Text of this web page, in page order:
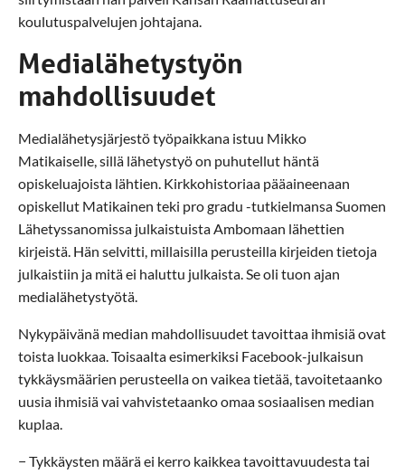
koulutuspalvelujen johtajana.
Medialähetystyön
mahdollisuudet
Medialähetysjärjestö työpaikkana istuu Mikko
Matikaiselle, sillä lähetystyö on puhutellut häntä
opiskeluajoista lähtien. Kirkkohistoriaa pääaineenaan
opiskellut Matikainen teki pro gradu -tutkielmansa Suomen
Lähetyssanomissa julkaistuista Ambomaan lähettien
kirjeistä. Hän selvitti, millaisilla perusteilla kirjeiden tietoja
julkaistiin ja mitä ei haluttu julkaista. Se oli tuon ajan
medialähetystyötä.
Nykypäivänä median mahdollisuudet tavoittaa ihmisiä ovat
toista luokkaa. Toisaalta esimerkiksi Facebook-julkaisun
tykkäysmäärien perusteella on vaikea tietää, tavoitetaanko
uusia ihmisiä vai vahvistetaanko omaa sosiaalisen median
kuplaa.
− Tykkäysten määrä ei kerro kaikkea tavoittavuudesta tai